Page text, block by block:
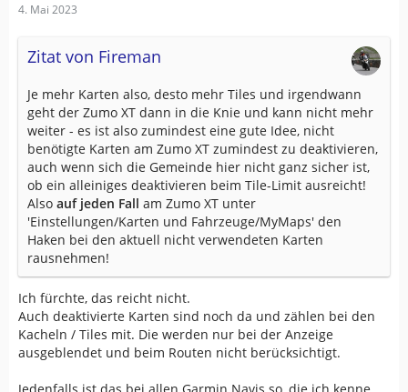
4. Mai 2023
Zitat von Fireman
Je mehr Karten also, desto mehr Tiles und irgendwann
geht der Zumo XT dann in die Knie und kann nicht mehr
weiter - es ist also zumindest eine gute Idee, nicht
benötigte Karten am Zumo XT zumindest zu deaktivieren,
auch wenn sich die Gemeinde hier nicht ganz sicher ist,
ob ein alleiniges deaktivieren beim Tile-Limit ausreicht!
Also auf jeden Fall am Zumo XT unter
'Einstellungen/Karten und Fahrzeuge/MyMaps' den
Haken bei den aktuell nicht verwendeten Karten
rausnehmen!
Ich fürchte, das reicht nicht.
Auch deaktivierte Karten sind noch da und zählen bei den
Kacheln / Tiles mit. Die werden nur bei der Anzeige
ausgeblendet und beim Routen nicht berücksichtigt.